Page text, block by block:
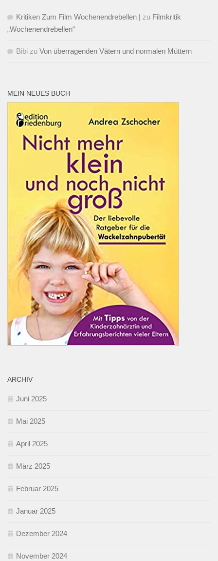
Kritiken Zum Film Wochenendrebellen | zu Filmkritik
„Wochenendrebellen“
Bibi zu Von überragenden Vätern und normalen Müttern
MEIN NEUES BUCH
ARCHIV
Juni 2025
Mai 2025
April 2025
März 2025
Februar 2025
Januar 2025
Dezember 2024
November 2024